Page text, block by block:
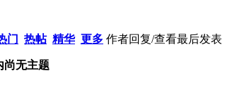
门 热帖 精华 更多 作者回复/查看最后发表
尚无主题